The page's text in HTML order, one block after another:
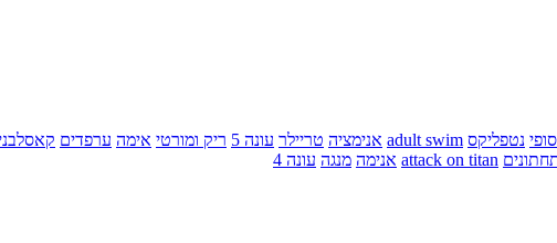
נטפליקס adult swim אנימציה טריילר עונה 5 ריק ומורטי אימה ערפדים
attack on titan אנימה מנגה עונה 4